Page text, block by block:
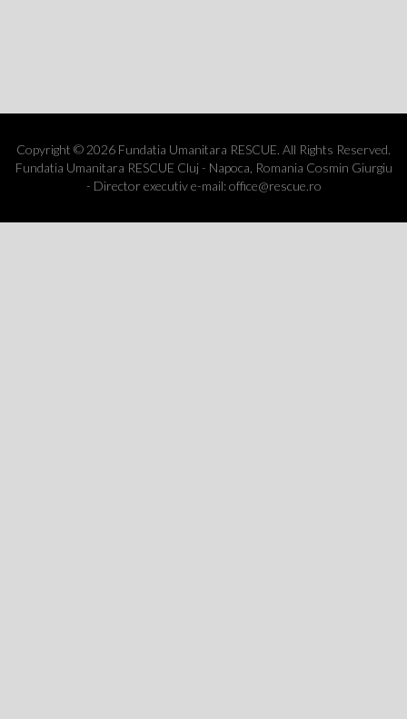
Copyright © 2026 Fundatia Umanitara RESCUE. All Rights Reserved.
Fundatia Umanitara RESCUE Cluj - Napoca, Romania Cosmin Giurgiu
- Director executiv e-mail: office@rescue.ro